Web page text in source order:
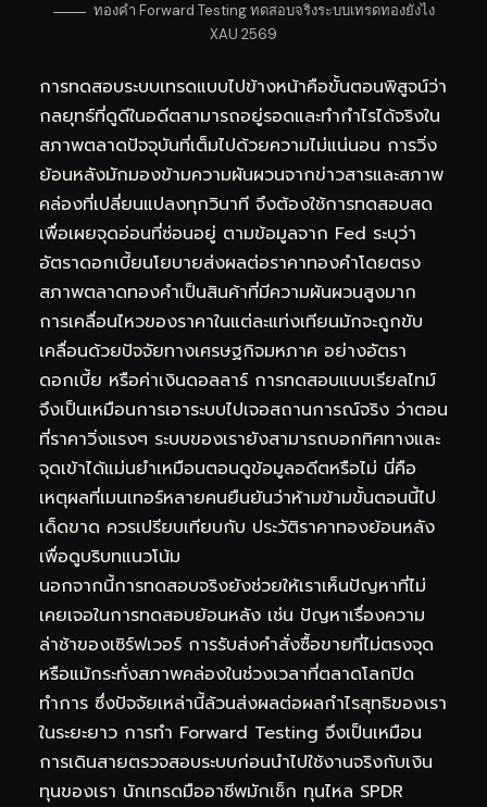
ทองคำ Forward Testing ทดสอบจริงระบบเทรดทองยังไง
XAU 2569
การทดสอบระบบเทรดแบบไปข้างหน้าคือขั้นตอนพิสูจน์ว่า
กลยุทธ์ที่ดูดีในอดีตสามารถอยู่รอดและทำกำไรได้จริงใน
สภาพตลาดปัจจุบันที่เต็มไปด้วยความไม่แน่นอน การวิ่ง
ย้อนหลังมักมองข้ามความผันผวนจากข่าวสารและสภาพ
คล่องที่เปลี่ยนแปลงทุกวินาที จึงต้องใช้การทดสอบสด
เพื่อเผยจุดอ่อนที่ซ่อนอยู่ ตามข้อมูลจาก Fed ระบุว่า
อัตราดอกเบี้ยนโยบายส่งผลต่อราคาทองคำโดยตรง
สภาพตลาดทองคำเป็นสินค้าที่มีความผันผวนสูงมาก
การเคลื่อนไหวของราคาในแต่ละแท่งเทียนมักจะถูกขับ
เคลื่อนด้วยปัจจัยทางเศรษฐกิจมหภาค อย่างอัตรา
ดอกเบี้ย หรือค่าเงินดอลลาร์ การทดสอบแบบเรียลไทม์
จึงเป็นเหมือนการเอาระบบไปเจอสถานการณ์จริง ว่าตอน
ที่ราคาวิ่งแรงๆ ระบบของเรายังสามารถบอกทิศทางและ
จุดเข้าได้แม่นยำเหมือนตอนดูข้อมูลอดีตหรือไม่ นี่คือ
เหตุผลที่เมนเทอร์หลายคนยืนยันว่าห้ามข้ามขั้นตอนนี้ไป
เด็ดขาด ควรเปรียบเทียบกับ ประวัติราคาทองย้อนหลัง
เพื่อดูบริบทแนวโน้ม
นอกจากนี้การทดสอบจริงยังช่วยให้เราเห็นปัญหาที่ไม่
เคยเจอในการทดสอบย้อนหลัง เช่น ปัญหาเรื่องความ
ล่าช้าของเซิร์ฟเวอร์ การรับส่งคำสั่งซื้อขายที่ไม่ตรงจุด
หรือแม้กระทั่งสภาพคล่องในช่วงเวลาที่ตลาดโลกปิด
ทำการ ซึ่งปัจจัยเหล่านี้ล้วนส่งผลต่อผลกำไรสุทธิของเรา
ในระยะยาว การทำ Forward Testing จึงเป็นเหมือน
การเดินสายตรวจสอบระบบก่อนนำไปใช้งานจริงกับเงิน
ทุนของเรา นักเทรดมืออาชีพมักเช็ก ทุนไหล SPDR